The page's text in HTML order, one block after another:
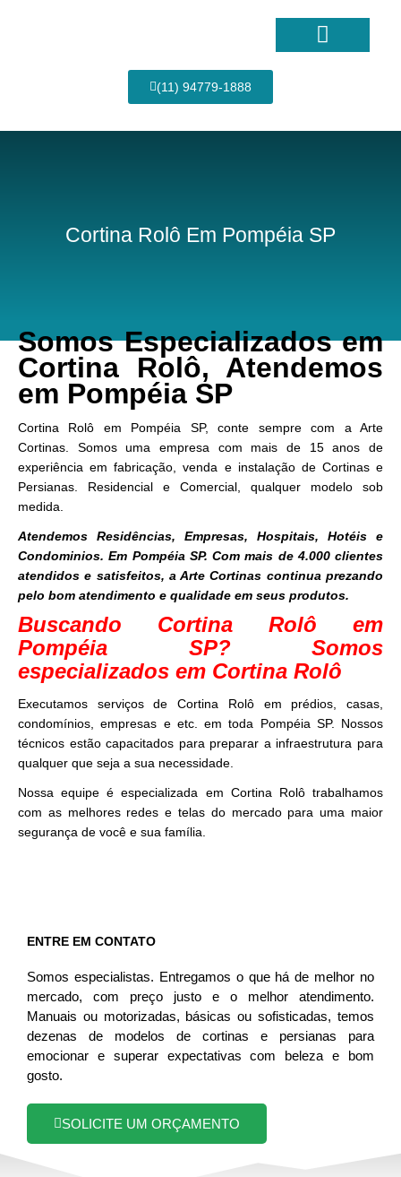
(11) 94779-1888
Cortina Rolô Em Pompéia SP
Somos Especializados em
Cortina Rolô, Atendemos
em Pompéia SP
Cortina Rolô em Pompéia SP, conte sempre com a Arte
Cortinas. Somos uma empresa com mais de 15 anos de
experiência em fabricação, venda e instalação de Cortinas e
Persianas. Residencial e Comercial, qualquer modelo sob
medida.
Atendemos Residências, Empresas, Hospitais, Hotéis e
Condominios. Em Pompéia SP. Com mais de 4.000 clientes
atendidos e satisfeitos, a Arte Cortinas continua prezando
pelo bom atendimento e qualidade em seus produtos.
Buscando Cortina Rolô em
Pompéia SP? Somos
especializados em Cortina Rolô
Executamos serviços de Cortina Rolô em prédios, casas,
condomínios, empresas e etc. em toda Pompéia SP. Nossos
técnicos estão capacitados para preparar a infraestrutura para
qualquer que seja a sua necessidade.
Nossa equipe é especializada em Cortina Rolô trabalhamos
com as melhores redes e telas do mercado para uma maior
segurança de você e sua família.
ENTRE EM CONTATO
Somos especialistas. Entregamos o que há de melhor no
mercado, com preço justo e o melhor atendimento.
Manuais ou motorizadas, básicas ou sofisticadas, temos
dezenas de modelos de cortinas e persianas para
emocionar e superar expectativas com beleza e bom
gosto.
SOLICITE UM ORÇAMENTO